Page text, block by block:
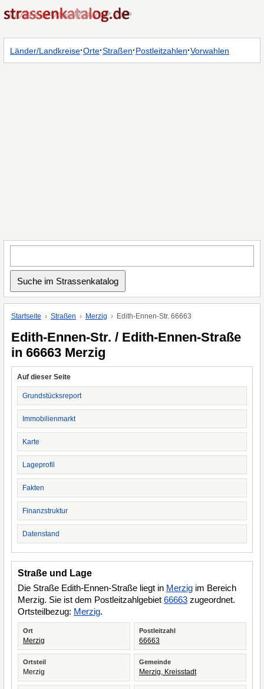
Länder/Landkreise·Orte·Straßen·Postleitzahlen·Vorwahlen
Startseite Straßen Merzig Edith-Ennen-Str. 66663
Edith-Ennen-Str. / Edith-Ennen-Straße
in 66663 Merzig
Auf dieser Seite
Grundstücksreport
Immobilienmarkt
Karte
Lageprofil
Fakten
Finanzstruktur
Datenstand
Straße und Lage
Die Straße Edith-Ennen-Straße liegt in Merzig im Bereich
Merzig. Sie ist dem Postleitzahlgebiet 66663 zugeordnet.
Ortsteilbezug: Merzig.
Ort
Merzig
Postleitzahl
66663
Ortsteil
Merzig
Gemeinde
Merzig, Kreisstadt